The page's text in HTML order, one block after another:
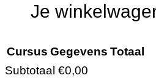
Je
Cursus Gegevens Totaal
Subtotaal €0,00